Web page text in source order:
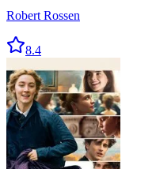
Robert Rossen
8.4